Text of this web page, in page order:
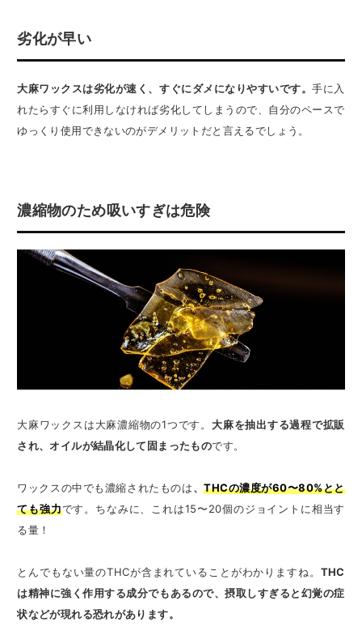
劣化が早い
大麻ワックスは劣化が速く、すぐにダメになりやすいです。手に入
れたらすぐに利用しなければ劣化してしまうので、自分のペースで
ゆっくり使用できないのがデメリットだと言えるでしょう。
濃縮物のため吸いすぎは危険
大麻ワックスは大麻濃縮物の1つです。 大麻を抽出する過程で拡販
され、オイルが結晶化して固まったものです。
ワックスの中でも濃縮されたものは、THCの濃度が60〜80%とと
ても強力です。ちなみに、これは15〜20個のジョイントに相当す
る量！
とんでもない量のTHCが含まれていることがわかりますね。 THC
は精神に強く作用する成分でもあるので、摂取しすぎると幻覚の症
状などが現れる恐れがあります。